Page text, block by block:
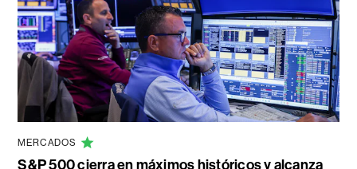
MERCADOS
S&P 500 cierra en máximos históricos y alcanza